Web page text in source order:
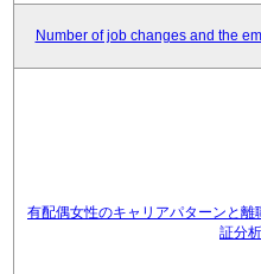
Number of job changes and the
有配偶女性のキャリアパターンと
証分析